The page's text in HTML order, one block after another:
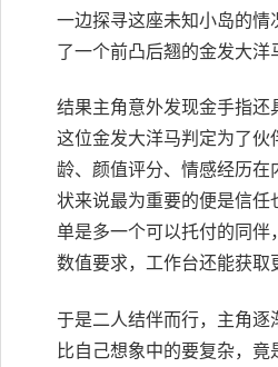
一边探寻这座未知小岛的情
了一个前凸后翘的金发大洋
结果主角意外发现金手指还
这位金发大洋马判定为了伙
龄、颜值评分、情感经历在
状来说最为重要的便是信任
单是多一个可以托付的同伴
数值要求，工作台还能获取
于是二人结伴而行，主角逐
比自己想象中的要复杂，